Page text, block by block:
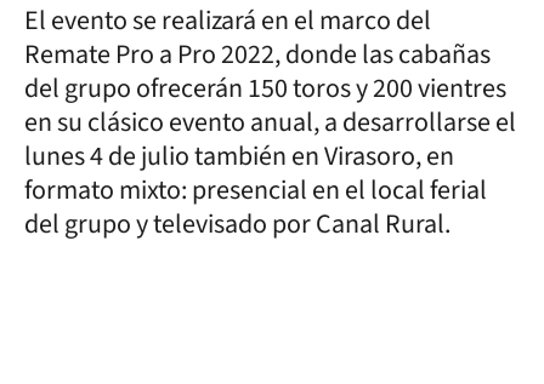
El evento se realizará en el marco del
Remate Pro a Pro 2022, donde las cabañas
del grupo ofrecerán 150 toros y 200 vientres
en su clásico evento anual, a desarrollarse el
lunes 4 de julio también en Virasoro, en
formato mixto: presencial en el local ferial
del grupo y televisado por Canal Rural.